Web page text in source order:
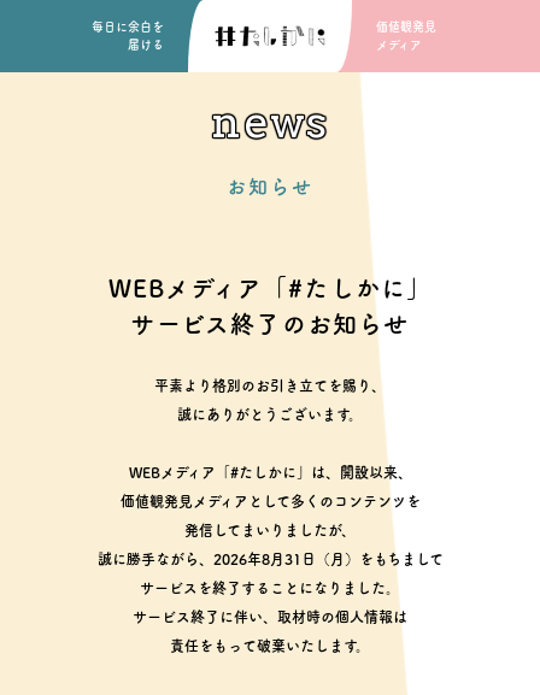
毎日に余白を
届ける
価値観発見
メディア
news
お知らせ
WEBメディア「#たしかに」
サービス終了のお知らせ
平素より格別のお引き立てを賜り、
誠にありがとうございます。
WEBメディア「#たしかに」は、開設以来、
価値観発見メディアとして多くのコンテンツを
発信してまいりましたが、
誠に勝手ながら、2026年8月31日（月）をもちまして
サービスを終了することになりました。
サービス終了に伴い、取材時の個人情報は
責任をもって破棄いたします。